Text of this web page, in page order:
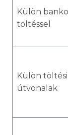
Külön
töltéssel
Külön töltési
útvonalak